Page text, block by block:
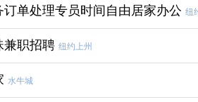
订单处理专员时间自由居家办公 纽
兼职招聘 纽约上州
水牛城